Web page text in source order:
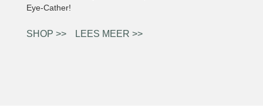
Eye-Cather!
SHOP >> LEES MEER >>